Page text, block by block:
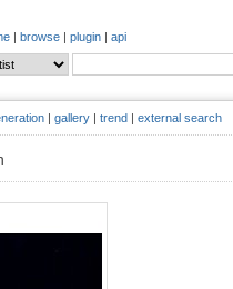
| browse | plugin | api
| gallery | trend | external search